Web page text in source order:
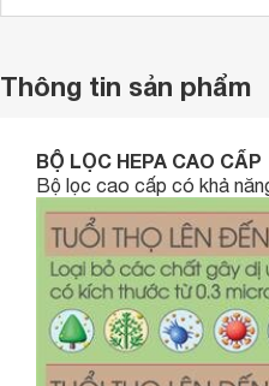
Thông tin sản phẩm
BỘ LỌC HEPA CAO CẤP
Bộ lọc cao cấp có khả